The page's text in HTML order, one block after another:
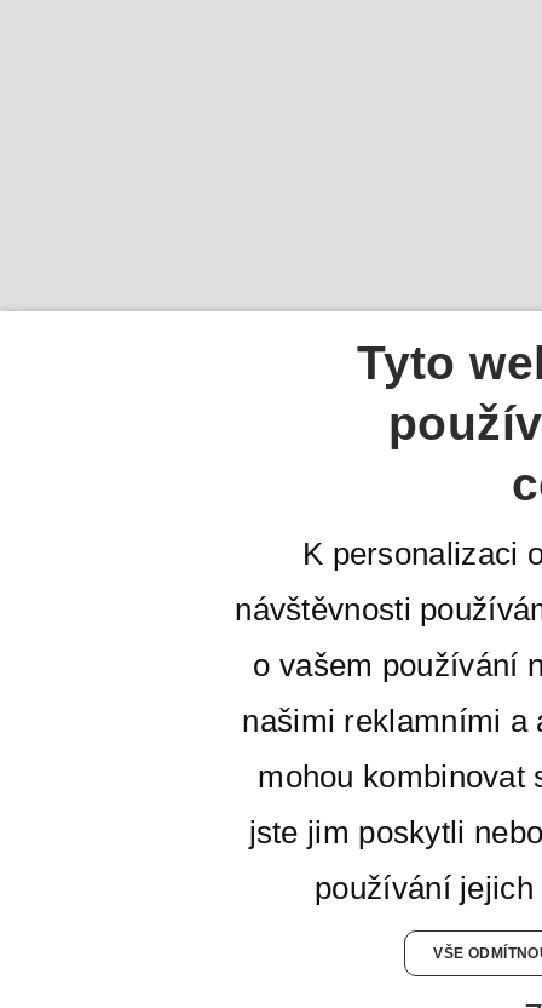
Tyto
K personalizaci
návštěvnosti
o vašem používání
našimi reklamními a
mohou kombinovat
jste jim poskytli
používání
VŠE